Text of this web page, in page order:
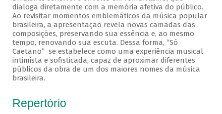
dialoga diretamente com a memória afetiva do público.
Ao revisitar momentos emblemáticos da música popular
brasileira, a apresentação revela novas camadas das
composições, preservando sua essência e, ao mesmo
tempo, renovando sua escuta. Dessa forma, “Só
Caetano” se estabelece como uma experiência musical
intimista e sofisticada, capaz de aproximar diferentes
públicos da obra de um dos maiores nomes da música
brasileira.
Repertório